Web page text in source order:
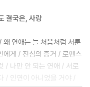
결국은, 사랑
연애는 늘 처음처럼 서툰
에게 / 진심의 증거 / 로맨스
/ 나만 안 되는 연애 / 서로
/ 인연이 아니었을 거야 /